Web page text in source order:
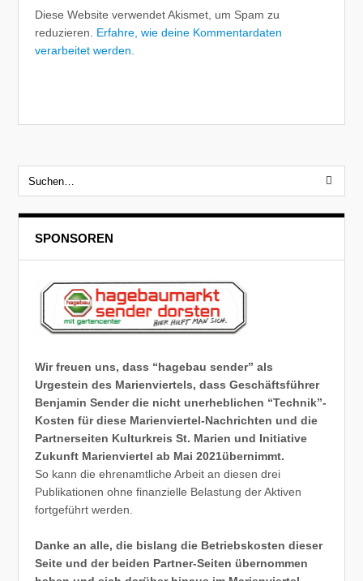
Diese Website verwendet Akismet, um Spam zu
reduzieren. Erfahre, wie deine Kommentardaten
verarbeitet werden.
SPONSOREN
Wir freuen uns, dass “hagebau sender” als
Urgestein des Marienviertels, dass Geschäftsführer
Benjamin Sender die nicht unerheblichen “Technik”-
Kosten für diese Marienviertel-Nachrichten und die
Partnerseiten Kulturkreis St. Marien und Initiative
Zukunft Marienviertel ab Mai 2021übernimmt.
So kann die ehrenamtliche Arbeit an diesen drei
Publikationen ohne finanzielle Belastung der Aktiven
fortgeführt werden.
Danke an alle, die bislang die Betriebskosten dieser
Seite und der beiden Partner-Seiten übernommen